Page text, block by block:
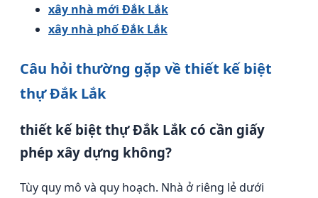
xây nhà mới Đắk Lắk
xây nhà phố Đắk Lắk
Câu hỏi thường gặp về thiết kế biệt
thự Đắk Lắk
thiết kế biệt thự Đắk Lắk có cần giấy
phép xây dựng không?
Tùy quy mô và quy hoạch. Nhà ở riêng lẻ dưới